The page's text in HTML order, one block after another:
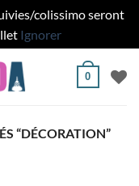
colissimo seront
Ignorer
0
“DÉCORATION”